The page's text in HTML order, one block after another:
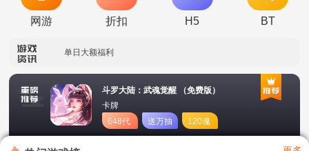
网游 折扣 H5 BT
单日大额福利
单日大额福利
转游活动
斗罗大陆：武魂觉醒 （免费版）
卡牌
648代
币
送万抽
120魂
币